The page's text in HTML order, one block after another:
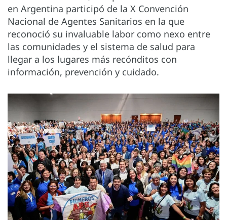
en Argentina participó de la X Convención
Nacional de Agentes Sanitarios en la que
reconoció su invaluable labor como nexo entre
las comunidades y el sistema de salud para
llegar a los lugares más recónditos con
información, prevención y cuidado.